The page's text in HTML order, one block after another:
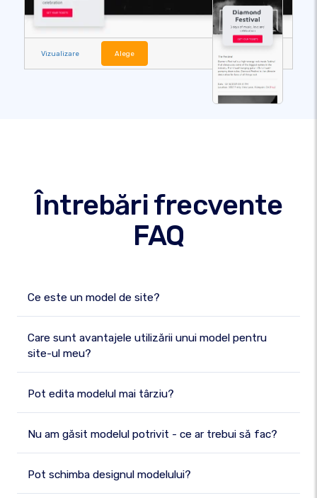
Vizualizare Alege
Întrebări frecvente
FAQ
Ce este un model de site?
Care sunt avantajele utilizării unui model pentru
site-ul meu?
Pot edita modelul mai târziu?
Nu am găsit modelul potrivit - ce ar trebui să fac?
Pot schimba designul modelului?